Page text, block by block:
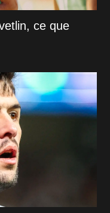
ce que